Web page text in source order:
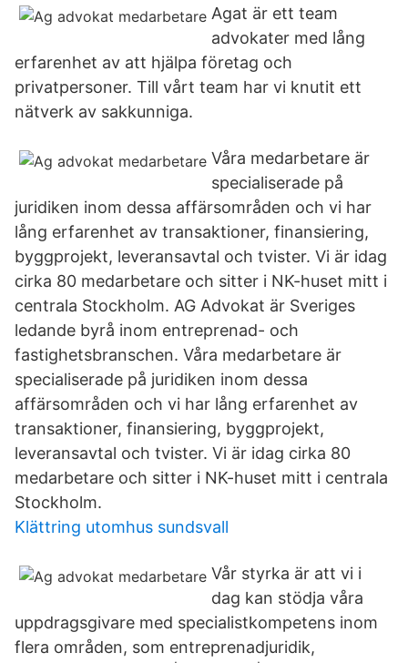
Agat är ett team
advokater med lång
erfarenhet av att hjälpa företag och
privatpersoner. Till vårt team har vi knutit ett
nätverk av sakkunniga.
Våra medarbetare är
specialiserade på
juridiken inom dessa affärsområden och vi har
lång erfarenhet av transaktioner, finansiering,
byggprojekt, leveransavtal och tvister. Vi är idag
cirka 80 medarbetare och sitter i NK-huset mitt i
centrala Stockholm. AG Advokat är Sveriges
ledande byrå inom entreprenad- och
fastighetsbranschen. Våra medarbetare är
specialiserade på juridiken inom dessa
affärsområden och vi har lång erfarenhet av
transaktioner, finansiering, byggprojekt,
leveransavtal och tvister. Vi är idag cirka 80
medarbetare och sitter i NK-huset mitt i centrala
Stockholm.
Klättring utomhus sundsvall
Vår styrka är att vi i
dag kan stödja våra
uppdragsgivare med specialistkompetens inom
flera områden, som entreprenadjuridik,